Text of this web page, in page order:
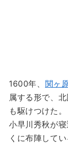
1600年、 関ヶ
属する形で、
も駆けつけた。
小早川秀秋が
くに布陣してい